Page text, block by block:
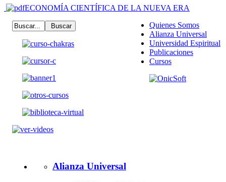
ECONOMÍA CIENTÍFICA DE LA NUEVA ERA
Alianza Universal
Quienes Somos
Alianza Universal
Universidad Espiritual
Publicaciones
Cursos